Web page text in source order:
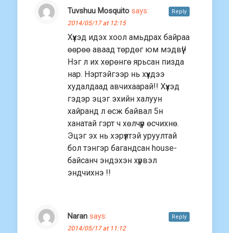
Tuvshuu Mosquito says:
2014/05/17 at 12:15
Хүүхэд идэх хоол амьдрах байраа
өөрөө аваад төрдөг юм мэдвүү!!
Нэг л их хөрөнгө ярьсан пизда
нар. Нэртэйгээр нь хүүхдээ
худалдаад авчихаарай!! Хүүхэд
гэдэр эцэг эхийн халуун
хайранд л өсж байвал 5н
ханатай гэрт ч хөлчүүр өсчихнө.
Эцэг эх нь хэрүүлтэй уруултай
бол тэнгэр багандсан house-
байсанч эндэхэн хүрвэл
эндчихнэ !!
Reply
Naran says:
2014/05/17 at 11:12
Reply